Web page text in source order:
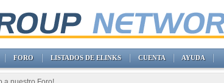
FORO LISTADOS DE ELINKS CUENTA AYUDA